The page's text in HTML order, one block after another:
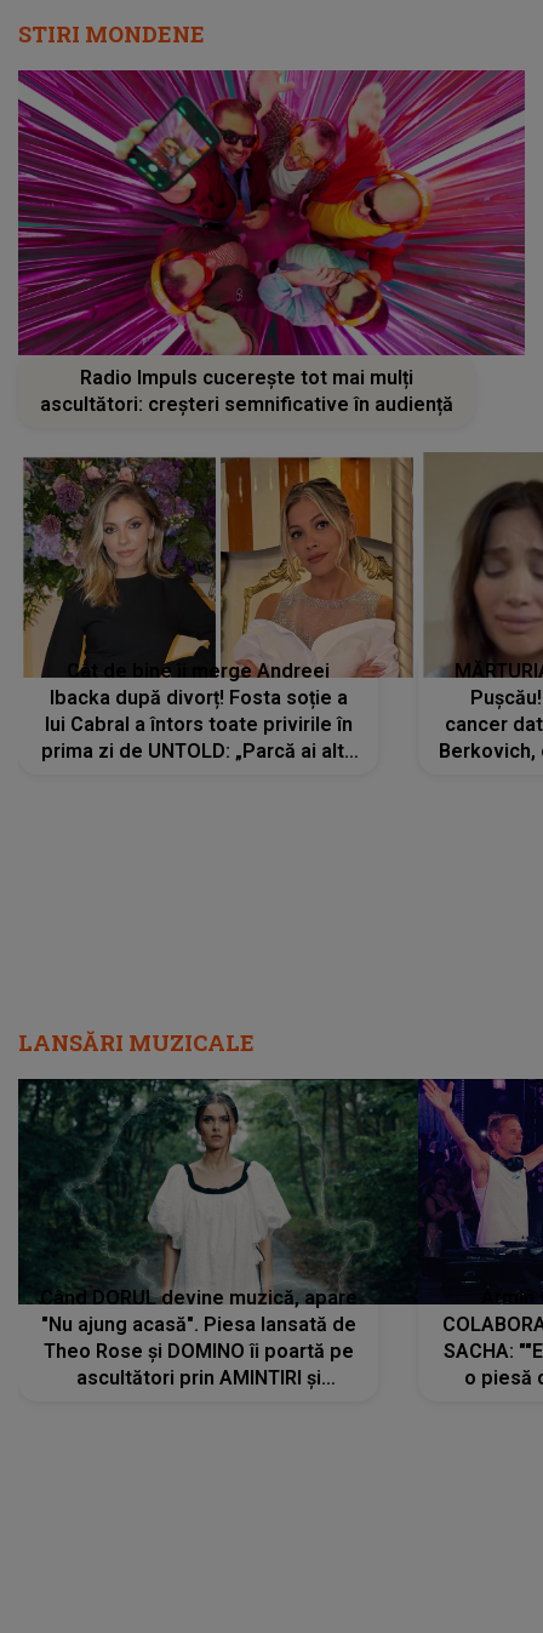
STIRI MONDENE
Radio Impuls cucerește tot mai mulți
ascultători: creșteri semnificative în audiență
Cât de bine îi merge Andreei
Ibacka după divorț! Fosta soție a
lui Cabral a întors toate privirile în
prima zi de UNTOLD: „Parcă ai altă
cancer
Berkovich,
LANSĂRI MUZICALE
Când DORUL devine muzică, apare
"Nu ajung acasă". Piesa lansată de
Theo Rose și DOMINO îi poartă pe
ascultători prin AMINTIRI și
SACHA:
o piesă